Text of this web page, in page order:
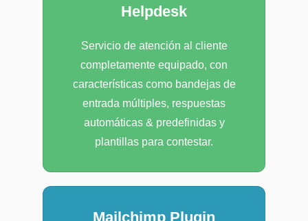
Helpdesk
Servicio de atención al cliente
completamente equipado, con
características como bandejas de
entrada múltiples, respuestas
automáticas & predefinidas y
plantillas para contestar.
Mailchimp Plugin